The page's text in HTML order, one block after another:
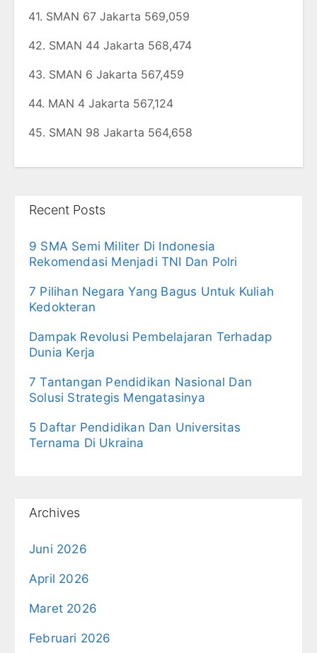
41. SMAN 67 Jakarta 569,059
42. SMAN 44 Jakarta 568,474
43. SMAN 6 Jakarta 567,459
44. MAN 4 Jakarta 567,124
45. SMAN 98 Jakarta 564,658
Recent Posts
9 SMA Semi Militer Di Indonesia
Rekomendasi Menjadi TNI Dan Polri
7 Pilihan Negara Yang Bagus Untuk Kuliah
Kedokteran
Dampak Revolusi Pembelajaran Terhadap
Dunia Kerja
7 Tantangan Pendidikan Nasional Dan
Solusi Strategis Mengatasinya
5 Daftar Pendidikan Dan Universitas
Ternama Di Ukraina
Archives
Juni 2026
April 2026
Maret 2026
Februari 2026